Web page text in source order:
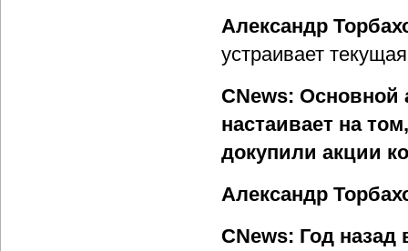
Александр
устраивает
CNews: Основной
настаивает на
докупили акции
Александр
CNews: Год